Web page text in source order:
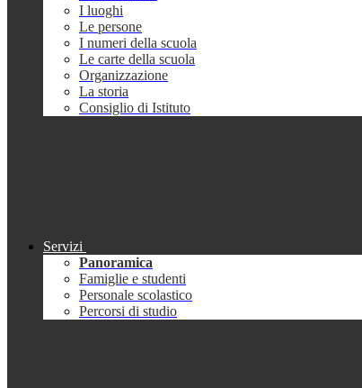
I luoghi
Le persone
I numeri della scuola
Le carte della scuola
Organizzazione
La storia
Consiglio di Istituto
Servizi
Panoramica
Famiglie e studenti
Personale scolastico
Percorsi di studio